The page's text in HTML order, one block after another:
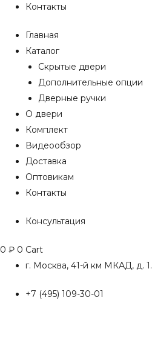
Контакты
Главная
Каталог
Скрытые двери
Дополнительные опции
Дверные ручки
О двери
Комплект
Видеообзор
Доставка
Оптовикам
Контакты
Консультация
0 ₽ 0 Cart
г. Москва, 41-й км МКАД, д. 1.
+7 (495) 109-30-01